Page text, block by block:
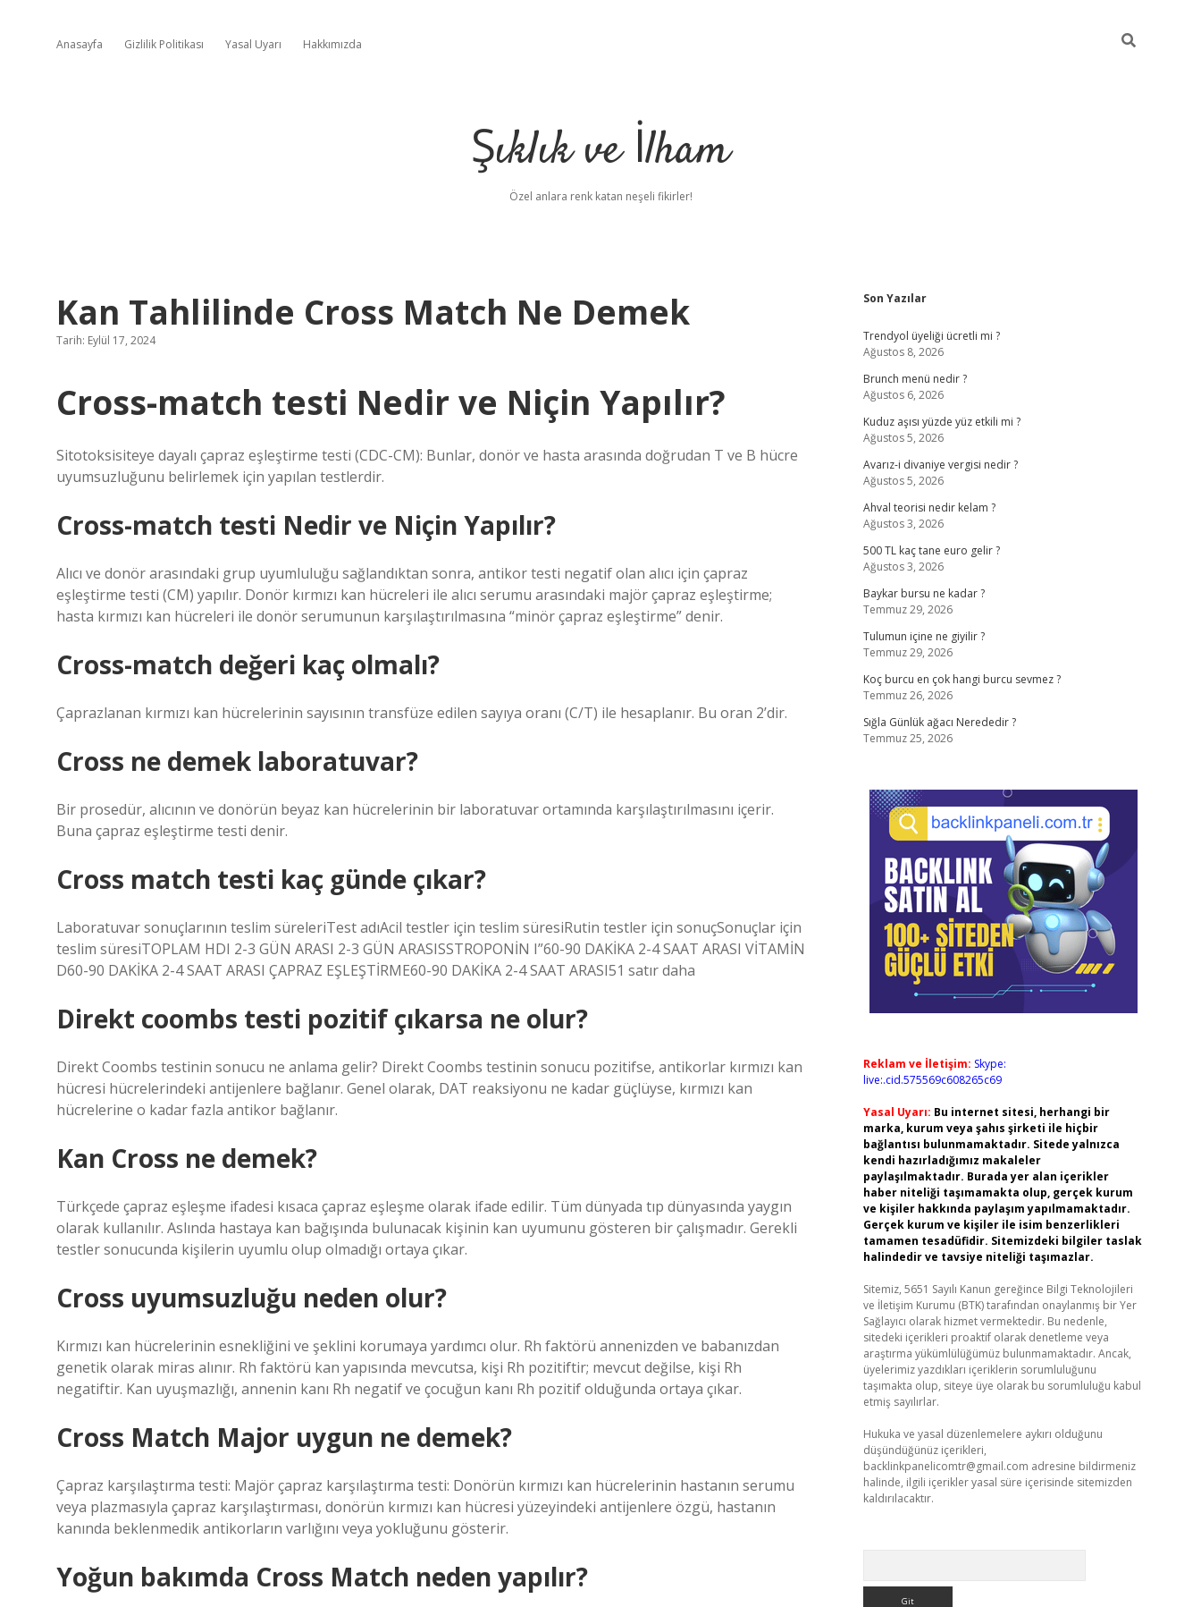
Anasayfa Gizlilik Politikası Yasal Uyarı Hakkımızda
Şıklık ve İlham
Özel anlara renk katan neşeli fikirler!
Kan Tahlilinde Cross Match Ne Demek
Tarih: Eylül 17, 2024
Cross-match testi Nedir ve Niçin Yapılır?
Sitotoksisiteye dayalı çapraz eşleştirme testi (CDC-CM): Bunlar, donör ve hasta arasında doğrudan T ve B hücre
uyumsuzluğunu belirlemek için yapılan testlerdir.
Cross-match testi Nedir ve Niçin Yapılır?
Alıcı ve donör arasındaki grup uyumluluğu sağlandıktan sonra, antikor testi negatif olan alıcı için çapraz
eşleştirme testi (CM) yapılır. Donör kırmızı kan hücreleri ile alıcı serumu arasındaki majör çapraz eşleştirme;
hasta kırmızı kan hücreleri ile donör serumunun karşılaştırılmasına “minör çapraz eşleştirme” denir.
Cross-match değeri kaç olmalı?
Çaprazlanan kırmızı kan hücrelerinin sayısının transfüze edilen sayıya oranı (C/T) ile hesaplanır. Bu oran 2’dir.
Cross ne demek laboratuvar?
Bir prosedür, alıcının ve donörün beyaz kan hücrelerinin bir laboratuvar ortamında karşılaştırılmasını içerir.
Buna çapraz eşleştirme testi denir.
Cross match testi kaç günde çıkar?
Laboratuvar sonuçlarının teslim süreleriTest adıAcil testler için teslim süresiRutin testler için sonuçSonuçlar için
teslim süresiTOPLAM HDI 2-3 GÜN ARASI 2-3 GÜN ARASISSTROPONİN I”60-90 DAKİKA 2-4 SAAT ARASI VİTAMİN
D60-90 DAKİKA 2-4 SAAT ARASI ÇAPRAZ EŞLEŞTİRME60-90 DAKİKA 2-4 SAAT ARASI51 satır daha
Direkt coombs testi pozitif çıkarsa ne olur?
Direkt Coombs testinin sonucu ne anlama gelir? Direkt Coombs testinin sonucu pozitifse, antikorlar kırmızı kan
hücresi hücrelerindeki antijenlere bağlanır. Genel olarak, DAT reaksiyonu ne kadar güçlüyse, kırmızı kan
hücrelerine o kadar fazla antikor bağlanır.
Kan Cross ne demek?
Türkçede çapraz eşleşme ifadesi kısaca çapraz eşleşme olarak ifade edilir. Tüm dünyada tıp dünyasında yaygın
olarak kullanılır. Aslında hastaya kan bağışında bulunacak kişinin kan uyumunu gösteren bir çalışmadır. Gerekli
testler sonucunda kişilerin uyumlu olup olmadığı ortaya çıkar.
Cross uyumsuzluğu neden olur?
Kırmızı kan hücrelerinin esnekliğini ve şeklini korumaya yardımcı olur. Rh faktörü annenizden ve babanızdan
genetik olarak miras alınır. Rh faktörü kan yapısında mevcutsa, kişi Rh pozitiftir; mevcut değilse, kişi Rh
negatiftir. Kan uyuşmazlığı, annenin kanı Rh negatif ve çocuğun kanı Rh pozitif olduğunda ortaya çıkar.
Cross Match Major uygun ne demek?
Çapraz karşılaştırma testi: Majör çapraz karşılaştırma testi: Donörün kırmızı kan hücrelerinin hastanın serumu
veya plazmasıyla çapraz karşılaştırması, donörün kırmızı kan hücresi yüzeyindeki antijenlere özgü, hastanın
kanında beklenmedik antikorların varlığını veya yokluğunu gösterir.
Yoğun bakımda Cross Match neden yapılır?
Sidebar
Son Yazılar
Trendyol üyeliği ücretli mi ?
Ağustos 8, 2026
Brunch menü nedir ?
Ağustos 6, 2026
Kuduz aşısı yüzde yüz etkili mi ?
Ağustos 5, 2026
Avarız-i divaniye vergisi nedir ?
Ağustos 5, 2026
Ahval teorisi nedir kelam ?
Ağustos 3, 2026
500 TL kaç tane euro gelir ?
Ağustos 3, 2026
Baykar bursu ne kadar ?
Temmuz 29, 2026
Tulumun içine ne giyilir ?
Temmuz 29, 2026
Koç burcu en çok hangi burcu sevmez ?
Temmuz 26, 2026
Sığla Günlük ağacı Nerededir ?
Temmuz 25, 2026
Reklam ve İletişim: Skype:
live:.cid.575569c608265c69
Yasal Uyarı: Bu internet sitesi, herhangi bir
marka, kurum veya şahıs şirketi ile hiçbir
bağlantısı bulunmamaktadır. Sitede yalnızca
kendi hazırladığımız makaleler
paylaşılmaktadır. Burada yer alan içerikler
haber niteliği taşımamakta olup, gerçek kurum
ve kişiler hakkında paylaşım yapılmamaktadır.
Gerçek kurum ve kişiler ile isim benzerlikleri
tamamen tesadüfidir. Sitemizdeki bilgiler taslak
halindedir ve tavsiye niteliği taşımazlar.
Sitemiz, 5651 Sayılı Kanun gereğince Bilgi Teknolojileri
ve İletişim Kurumu (BTK) tarafından onaylanmış bir Yer
Sağlayıcı olarak hizmet vermektedir. Bu nedenle,
sitedeki içerikleri proaktif olarak denetleme veya
araştırma yükümlülüğümüz bulunmamaktadır. Ancak,
üyelerimiz yazdıkları içeriklerin sorumluluğunu
taşımakta olup, siteye üye olarak bu sorumluluğu kabul
etmiş sayılırlar.
Hukuka ve yasal düzenlemelere aykırı olduğunu
düşündüğünüz içerikleri,
backlinkpanelicomtr@gmail.com adresine bildirmeniz
halinde, ilgili içerikler yasal süre içerisinde sitemizden
kaldırılacaktır.